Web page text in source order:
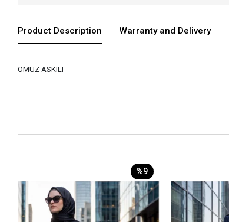
Product Description Warranty and Delivery
OMUZ ASKILI
%9